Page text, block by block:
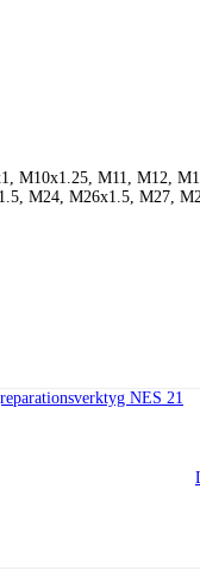
M11, M12,
M24, M26x1.5, M27,